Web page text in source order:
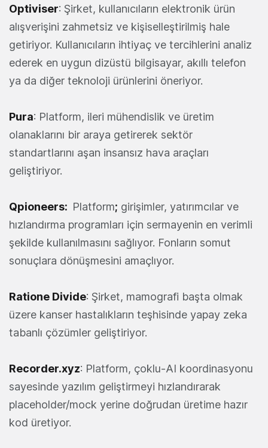
Optiviser: Şirket, kullanıcıların elektronik ürün
alışverişini zahmetsiz ve kişiselleştirilmiş hale
getiriyor. Kullanıcıların ihtiyaç ve tercihlerini analiz
ederek en uygun dizüstü bilgisayar, akıllı telefon
ya da diğer teknoloji ürünlerini öneriyor.
Pura: Platform, ileri mühendislik ve üretim
olanaklarını bir araya getirerek sektör
standartlarını aşan insansız hava araçları
geliştiriyor.
Qpioneers: Platform; girişimler, yatırımcılar ve
hızlandırma programları için sermayenin en verimli
şekilde kullanılmasını sağlıyor. Fonların somut
sonuçlara dönüşmesini amaçlıyor.
Ratione Divide: Şirket, mamografi başta olmak
üzere kanser hastalıkların teşhisinde yapay zeka
tabanlı çözümler geliştiriyor.
Recorder.xyz: Platform, çoklu-AI koordinasyonu
sayesinde yazılım geliştirmeyi hızlandırarak
placeholder/mock yerine doğrudan üretime hazır
kod üretiyor.